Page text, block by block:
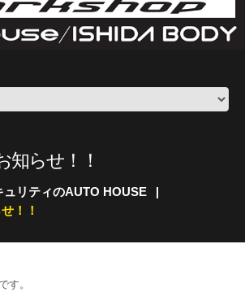
知らせ！！
ュリティのAUTO HOUSE
！！
す。